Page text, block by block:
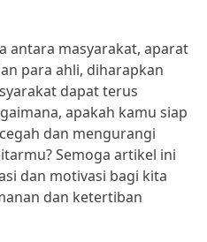
antara masyarakat, aparat
para ahli, diharapkan
dapat terus
apakah kamu siap
dan mengurangi
Semoga artikel ini
dan motivasi bagi kita
dan ketertiban